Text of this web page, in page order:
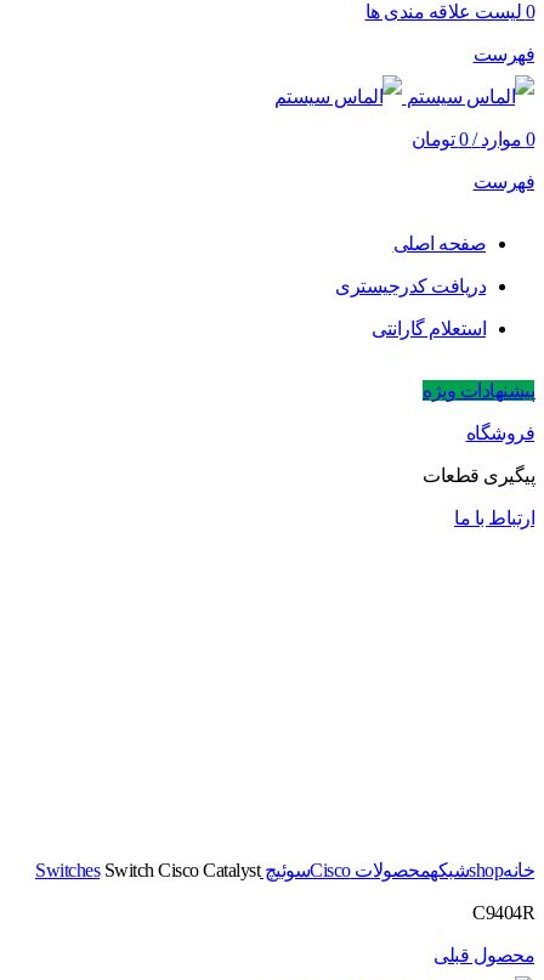
0 لیست علاقه مندی ها
فهرست
0 موارد /
0 تومان
فهرست
صفحه اصلی
دریافت کدرجیستری
استعلام گارانتی
پیشنهادات ویژه
فروشگاه
پیگیری قطعات
ارتباط با ما
خانهshopشبکهمحصولات Cisco سوئیچ SwitchesSwitch Cisco Catalyst
C9404R
محصول قبلی